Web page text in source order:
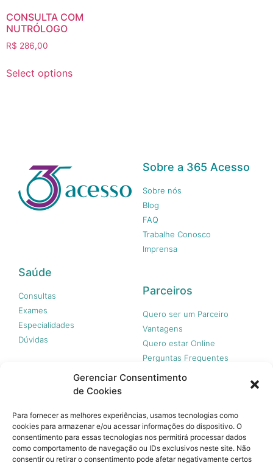
Gerenciar Consentimento
de Cookies
Para fornecer as melhores experiências, usamos tecnologias como
cookies para armazenar e/ou acessar informações do dispositivo. O
consentimento para essas tecnologias nos permitirá processar dados
como comportamento de navegação ou IDs exclusivos neste site. Não
consentir ou retirar o consentimento pode afetar negativamente certos
CONSULTA COM
NUTRÓLOGO
R$ 286,00
Select options
Sobre a 365 Acesso
Sobre nós
Blog
FAQ
Trabalhe Conosco
Imprensa
Saúde
Consultas
Exames
Especialidades
Dúvidas
Parceiros
Quero ser um Parceiro
Vantagens
Quero estar Online
Perguntas Frequentes